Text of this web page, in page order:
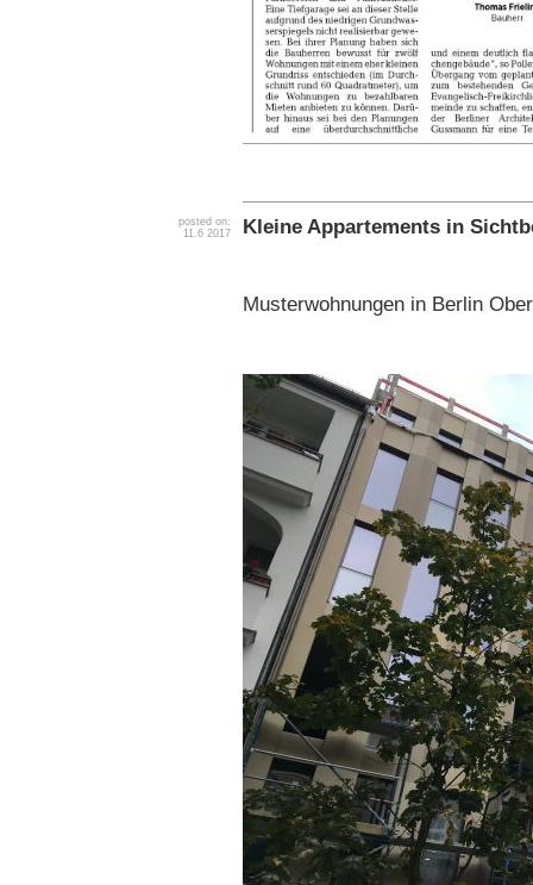
posted on:
11.6 2017
Kleine Appartements in
Musterwohnungen in Berlin